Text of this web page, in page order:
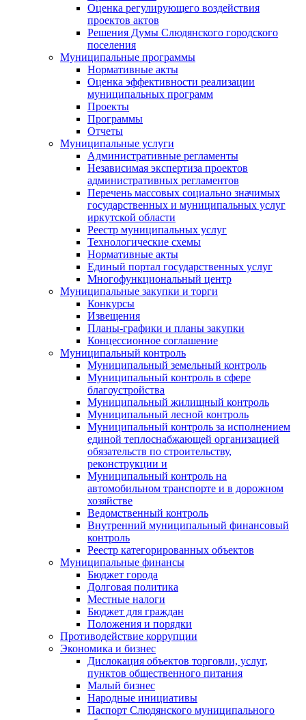
Оценка регулирующего воздействия
проектов актов
Решения Думы Слюдянского городского
поселения
Муниципальные программы
Нормативные акты
Оценка эффективности реализации
муниципальных программ
Проекты
Программы
Отчеты
Муниципальные услуги
Административные регламенты
Независимая экспертиза проектов
административных регламентов
Перечень массовых социально значимых
государственных и муниципальных услуг
иркутской области
Реестр муниципальных услуг
Технологические схемы
Нормативные акты
Единый портал государственных услуг
Многофункциональный центр
Муниципальные закупки и торги
Конкурсы
Извещения
Планы-графики и планы закупки
Концессионное соглашение
Муниципальный контроль
Муниципальный земельный контроль
Муниципальный контроль в сфере
благоустройства
Муниципальный жилищный контроль
Муниципальный лесной контроль
Муниципальный контроль за исполнением
единой теплоснабжающей организацией
обязательств по строительству,
реконструкции и
Муниципальный контроль на
автомобильном транспорте и в дорожном
хозяйстве
Ведомственный контроль
Внутренний муниципальный финансовый
контроль
Реестр категорированных объектов
Муниципальные финансы
Бюджет города
Долговая политика
Местные налоги
Бюджет для граждан
Положения и порядки
Противодействие коррупции
Экономика и бизнес
Дислокация объектов торговли, услуг,
пунктов общественного питания
Малый бизнес
Народные инициативы
Паспорт Слюдянского муниципального